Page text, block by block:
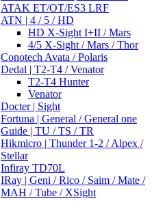
ATAK ET/OT/ES3 LRF
ATN | 4 / 5 / HD
HD X-Sight I+II / Mars
4/5 X-Sight / Mars / Thor
Conotech Avata / Polaris
Dedal | T2-T4 / Venator
T2-T4 Hunter
Venator
Docter | Sight
Fortuna | General / General one
Guide | TU / TS / TR
Hikmicro | Thunder 1-2 / Alpex /
Stellar
Infiray TD70L
IRay | Geni / Rico / Saim / Mate /
MAH / Tube / XSight